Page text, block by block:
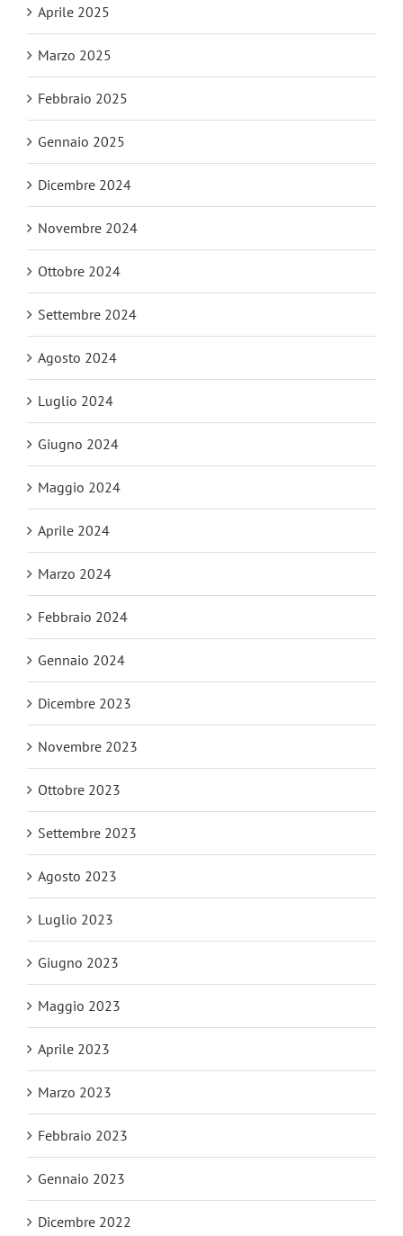
Aprile 2025
Marzo 2025
Febbraio 2025
Gennaio 2025
Dicembre 2024
Novembre 2024
Ottobre 2024
Settembre 2024
Agosto 2024
Luglio 2024
Giugno 2024
Maggio 2024
Aprile 2024
Marzo 2024
Febbraio 2024
Gennaio 2024
Dicembre 2023
Novembre 2023
Ottobre 2023
Settembre 2023
Agosto 2023
Luglio 2023
Giugno 2023
Maggio 2023
Aprile 2023
Marzo 2023
Febbraio 2023
Gennaio 2023
Dicembre 2022